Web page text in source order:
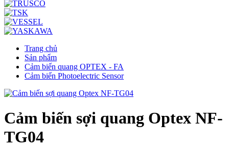
Trang chủ
Sản phẩm
Cảm biến quang OPTEX - FA
Cảm biến Photoelectric Sensor
Cảm biến sợi quang Optex NF-
TG04